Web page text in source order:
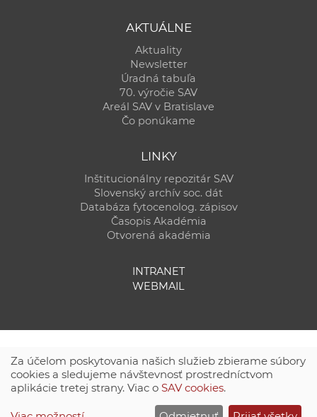
AKTUÁLNE
Aktuality
Newsletter
Úradná tabuľa
70. výročie SAV
Areál SAV v Bratislave
Čo ponúkame
LINKY
Inštitucionálny repozitár SAV
Slovenský archív soc. dát
Databáza fytocenolog. zápisov
Časopis Akadémia
Otvorená akadémia
INTRANET
WEBMAIL
CSČ SAV, v. v. i. - Výpočtové stredisko SAV
Za účelom poskytovania našich služieb zbierame súbory
cookies a sledujeme návštevnosť prostredníctvom
aplikácie tretej strany. Viac o SAV cookies.